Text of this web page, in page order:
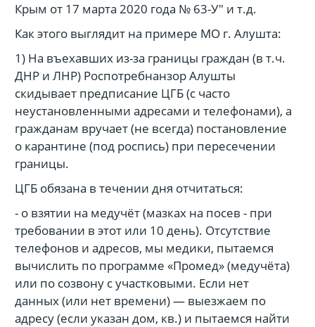
Крым от 17 марта 2020 года № 63-У" и т.д.
Как этого выглядит на примере МО г. Алушта:
1) На въехавших из-за границы граждан (в т.ч.
ДНР и ЛНР) Роспотребнанзор Алушты
скидывает предписание ЦГБ (с часто
неустановленными адресами и телефонами), а
гражданам вручает (не всегда) постановление
о карантине (под роспись) при пересечении
границы.
ЦГБ обязана в течении дня отчитаться:
- о взятии на медучёт (мазках на посев - при
требовании в этот или 10 день). Отсутствие
телефонов и адресов, мы медики, пытаемся
вычислить по программе «Промед» (медучёта)
или по созвону с участковыми. Если нет
данных (или нет времени) — выезжаем по
адресу (если указан дом, кв.) и пытаемся найти